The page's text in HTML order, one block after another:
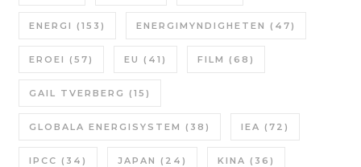
ENERGI (153) ENERGIMYNDIGHETEN (47)
EROEI (57) EU (41) FILM (68)
GAIL TVERBERG (15)
GLOBALA ENERGISYSTEM (38) IEA (72)
IPCC (34) JAPAN (24) KINA (36)